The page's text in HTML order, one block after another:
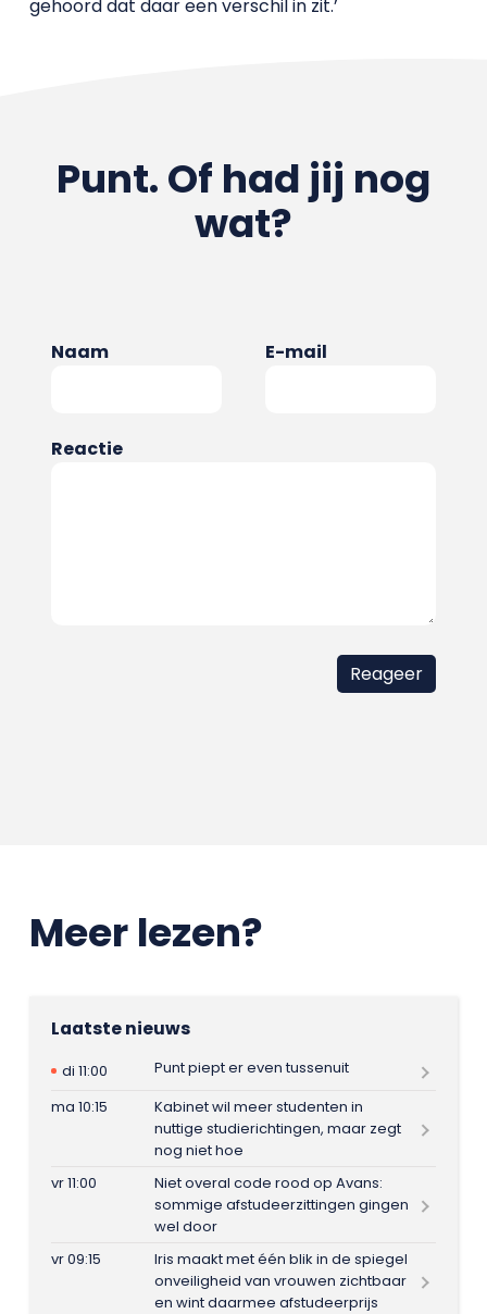
gehoord dat daar een verschil in zit.’
Punt. Of had jij nog
wat?
Naam E-mail
Reactie
Meer lezen?
Laatste nieuws
di 11:00
Punt piept er even tussenuit
ma 10:15
Kabinet wil meer studenten in
nuttige studierichtingen, maar zegt
nog niet hoe
vr 11:00
Niet overal code rood op Avans:
sommige afstudeerzittingen gingen
wel door
vr 09:15
Iris maakt met één blik in de spiegel
onveiligheid van vrouwen zichtbaar
en wint daarmee afstudeerprijs